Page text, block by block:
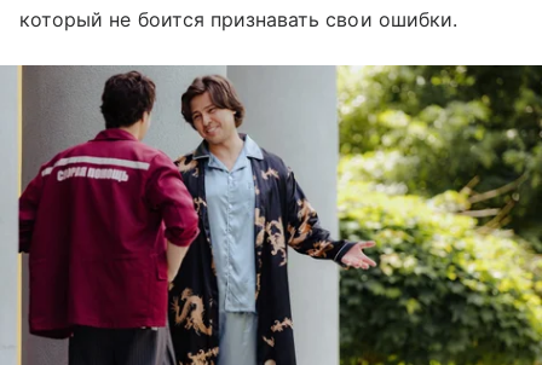
который не боится признавать свои ошибки.